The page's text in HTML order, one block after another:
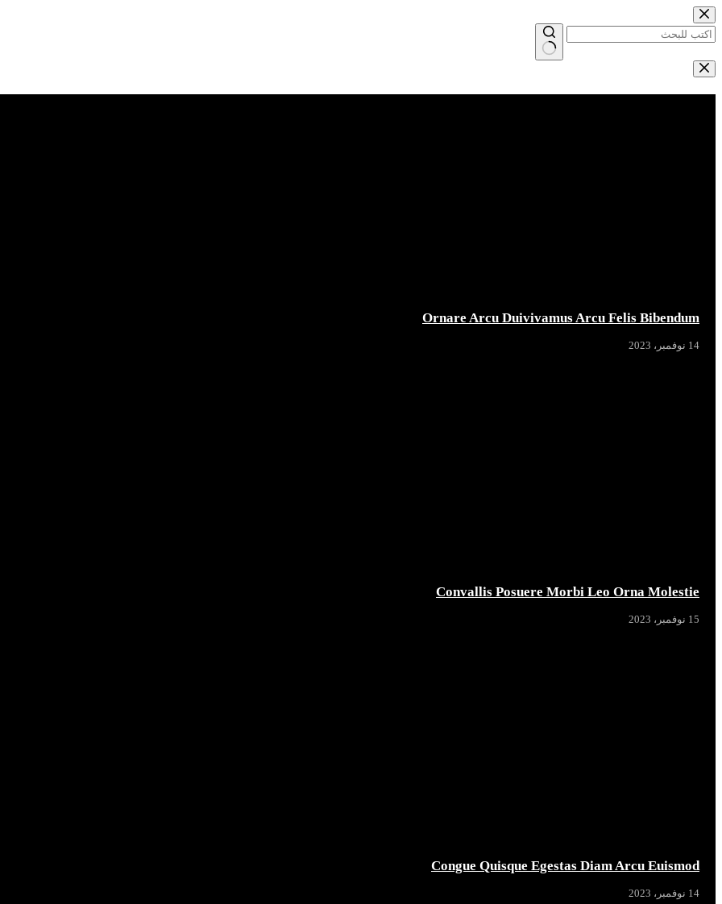
التجاوز
إلى
المحتوى
لا
نتائج
Ornare Arcu Duivivamus Arcu Felis Bibendum
14 نوفمبر، 2023
Convallis Posuere Morbi Leo Orna Molestie
15 نوفمبر، 2023
Congue Quisque Egestas Diam Arcu Euismod
14 نوفمبر، 2023